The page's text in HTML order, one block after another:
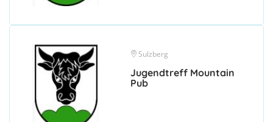
Sulzberg
Jugendtreff Mountain
Pub